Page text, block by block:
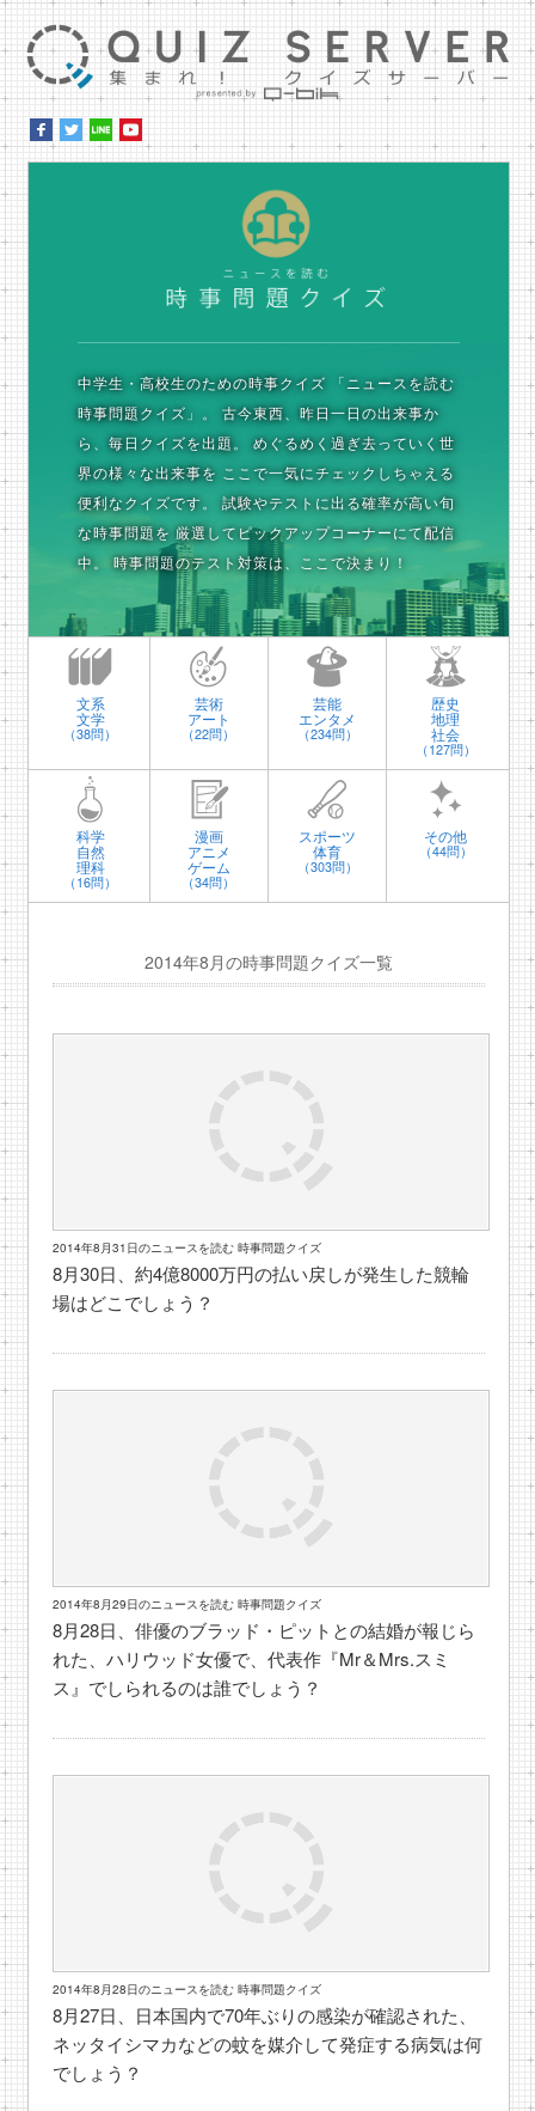
中学生・高校生のための時事クイズ 「ニュースを読む
時事問題クイズ」。
古今東西、昨日一日の出来事か
ら、毎日クイズを出題。
めぐるめく過ぎ去っていく世
界の様々な出来事を ここで一気にチェックしちゃえる
便利なクイズです。
試験やテストに出る確率が高い旬
な時事問題を 厳選してピックアップコーナーにて配信
中。
時事問題のテスト対策は、ここで決まり！
文系
文学
（38問）
芸術
アート
（22問）
芸能
エンタメ
（234問）
歴史
地理
社会
（127問）
科学
自然
理科
（16問）
漫画
アニメ
ゲーム
（34問）
スポーツ
体育
（303問）
その他
（44問）
2014年8月の時事問題クイズ一覧
2014年8月31日のニュースを読む 時事問題クイズ
8月30日、約4億8000万円の払い戻しが発生した競輪
場はどこでしょう？
2014年8月29日のニュースを読む 時事問題クイズ
8月28日、俳優のブラッド・ピットとの結婚が報じら
れた、ハリウッド女優で、代表作『Mr＆Mrs.スミ
ス』でしられるのは誰でしょう？
2014年8月28日のニュースを読む 時事問題クイズ
8月27日、日本国内で70年ぶりの感染が確認された、
ネッタイシマカなどの蚊を媒介して発症する病気は何
でしょう？